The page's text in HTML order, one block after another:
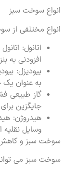
انواع سوخت سبز
انواع مختلفی از
اتانول:
افزودنی به
بیودیزل:
به عنوان یک
جایگزین
هیدروژن:
وسایل نقلیه
سوخت سبز و کاهش
سوخت سبز می